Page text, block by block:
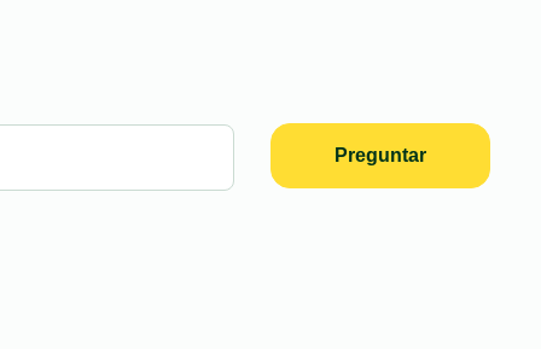
Preguntar